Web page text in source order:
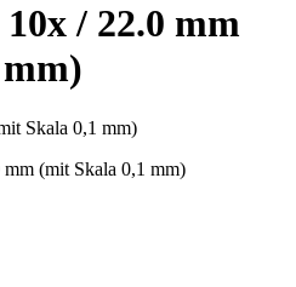
/ 22.0 mm
Skala 0,1 mm)
(mit Skala 0,1 mm)